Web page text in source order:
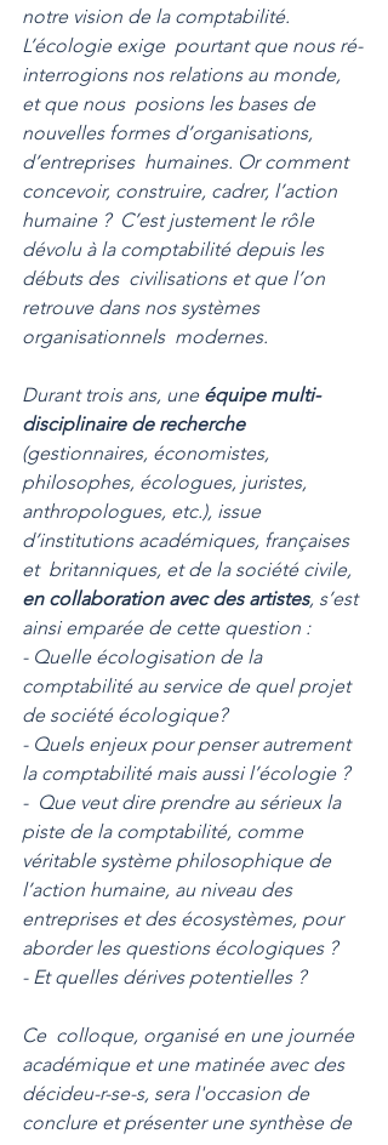
notre vision de la comptabilité.
L’écologie exige  pourtant que nous ré-
interrogions nos relations au monde,
et que nous  posions les bases de
nouvelles formes d’organisations,
d’entreprises  humaines. Or comment
concevoir, construire, cadrer, l’action
humaine ?  C’est justement le rôle
dévolu à la comptabilité depuis les
débuts des  civilisations et que l’on
retrouve dans nos systèmes
organisationnels  modernes.
Durant trois ans, une équipe multi-
disciplinaire de recherche
(gestionnaires, économistes,
philosophes, écologues, juristes,
anthropologues, etc.), issue
d’institutions académiques, françaises
et  britanniques, et de la société civile,
en collaboration avec des artistes, s’est
ainsi emparée de cette question :
- Quelle écologisation de la
comptabilité au service de quel projet
de société écologique?
- Quels enjeux pour penser autrement
la comptabilité mais aussi l’écologie ?
-  Que veut dire prendre au sérieux la
piste de la comptabilité, comme
véritable système philosophique de
l’action humaine, au niveau des
entreprises et des écosystèmes, pour
aborder les questions écologiques ?
- Et quelles dérives potentielles ?
Ce  colloque, organisé en une journée
académique et une matinée avec des
décideu-r-se-s, sera l'occasion de
conclure et présenter une synthèse de